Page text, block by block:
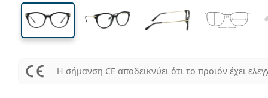
Η σήμανση CE αποδεικνύει ότι το προϊόν έχει